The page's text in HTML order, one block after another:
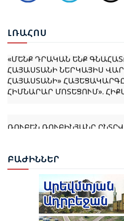
ԼՌԱՀՈՍ
ՔՆՆԱՐԿՎԵԼ Է ՀՀ
ՀԱՅԱՍՏԱՆԻ ՆԵՐԿԱՅԻՍ
ՀԱՅԱՍՏԱՆԻ»
ՀԻՄՆԱՐԱՐ ՄՈՏԵՑՈՒՄ».
ՆԱԽԱԳԱՀ ՎԱՀԱԳՆ
ՆԻԿՈԼ ՓԱՇԻՆՅԱՆԻՆ
ՄԱՍԻՆ ՀՐԱՄԱՆԱԳԻՐԸ
ԻԼՀԱՄ ԱԼԻԵՎ.
ԲԱԺԻՆՆԵՐ